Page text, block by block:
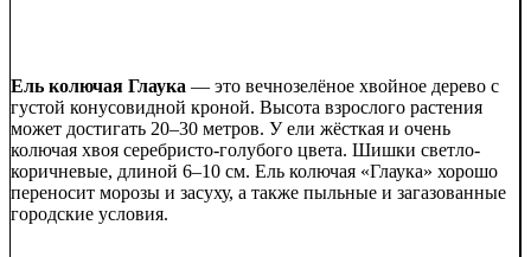
Ель колючая Глаука — это вечнозелёное хвойное дерево с
густой конусовидной кроной. Высота взрослого растения
может достигать 20–30 метров. У ели жёсткая и очень
колючая хвоя серебристо-голубого цвета. Шишки светло-
коричневые, длиной 6–10 см. Ель колючая «Глаука» хорошо
переносит морозы и засуху, а также пыльные и загазованные
городские условия.